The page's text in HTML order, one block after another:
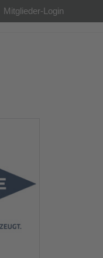
Mitglieder-Login